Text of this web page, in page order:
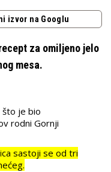
izvor na Googlu
za omiljeno jelo
mesa.
što je bio
rodni Gornji
sastoji se od tri